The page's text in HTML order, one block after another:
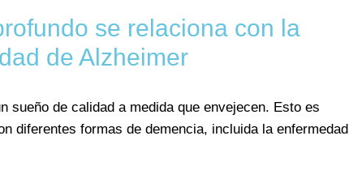
se relaciona con la
de Alzheimer
sueño de calidad a medida que envejecen. Esto es
diferentes formas de demencia, incluida la enfermedad